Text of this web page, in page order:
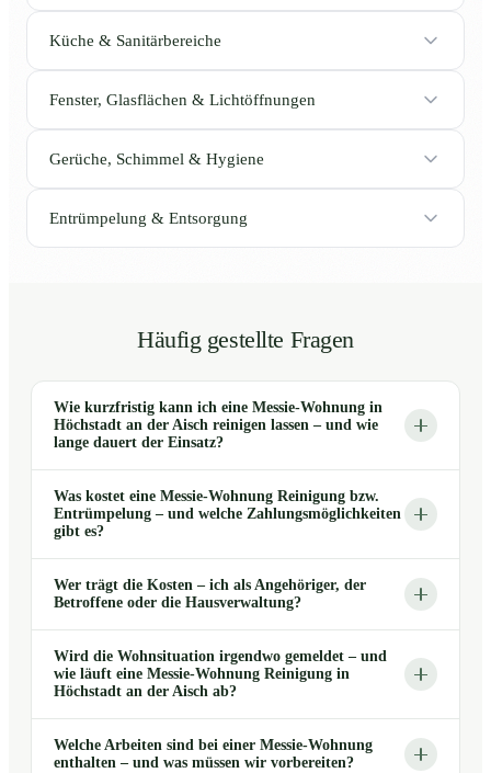
Küche & Sanitärbereiche
Fenster, Glasflächen & Lichtöffnungen
Gerüche, Schimmel & Hygiene
Entrümpelung & Entsorgung
Häufig gestellte Fragen
Wie kurzfristig kann ich eine Messie-Wohnung in
Höchstadt an der Aisch reinigen lassen – und wie
lange dauert der Einsatz?
Was kostet eine Messie-Wohnung Reinigung bzw.
Entrümpelung – und welche Zahlungsmöglichkeiten
gibt es?
Wer trägt die Kosten – ich als Angehöriger, der
Betroffene oder die Hausverwaltung?
Wird die Wohnsituation irgendwo gemeldet – und
wie läuft eine Messie-Wohnung Reinigung in
Höchstadt an der Aisch ab?
Welche Arbeiten sind bei einer Messie-Wohnung
enthalten – und was müssen wir vorbereiten?